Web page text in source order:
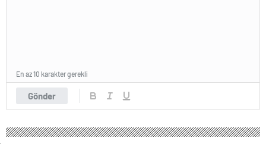
Gönder
En az 10 karakter gerekli